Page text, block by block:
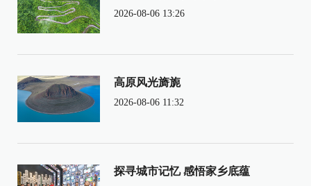
2026-08-06 13:26
高原风光旖旎
2026-08-06 11:32
探寻城市记忆 感悟家乡底蕴